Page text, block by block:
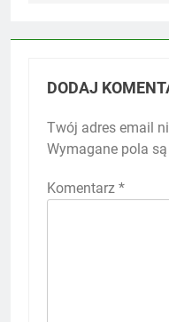
DODAJ
Twój adres email
Wymagane pola
Komentarz *